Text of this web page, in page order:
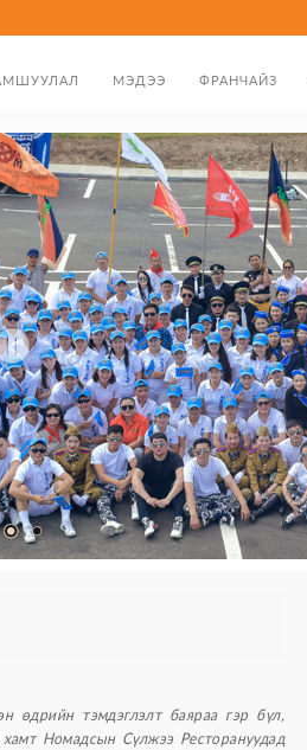
ФРАНЧАЙЗ
МЭДЭЭ
КАРТ
ӨДРИЙН УРАМШУУЛАЛ
КАРТ
өдрийн тэмдэглэлт баяраа гэр бүл,
Номадсын Сүлжээ Ресторануудад